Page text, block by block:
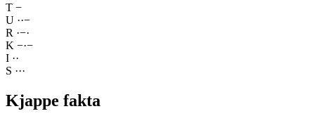
T −
U ··−
R ·−·
K −·−
I ··
S ···
Kjappe fakta